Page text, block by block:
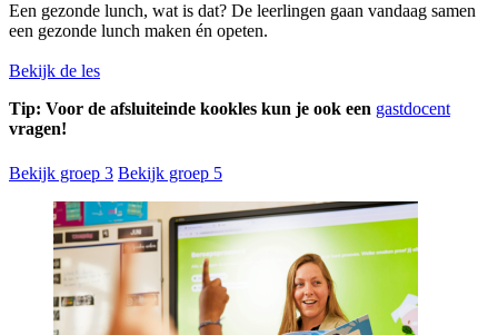
Een gezonde lunch, wat is dat? De leerlingen gaan vandaag samen
een gezonde lunch maken én opeten.
Bekijk de les
Tip: Voor de afsluiteinde kookles kun je ook een gastdocent
vragen!
Bekijk groep 3 Bekijk groep 5